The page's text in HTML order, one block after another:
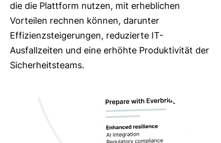
die die Plattform nutzen, mit erheblichen
Vorteilen rechnen können, darunter
Effizienzsteigerungen, reduzierte IT-
Ausfallzeiten und eine erhöhte Produktivität der
Sicherheitsteams.